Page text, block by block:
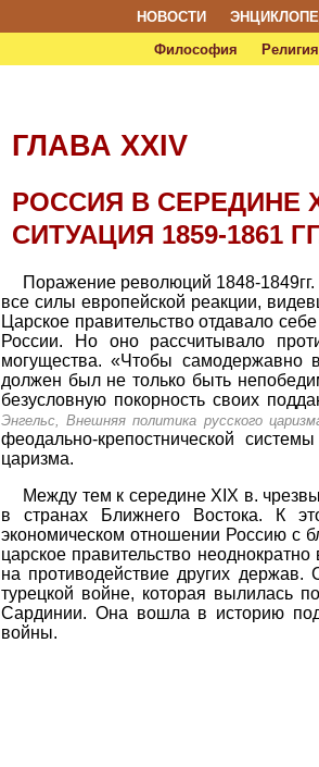
НОВОСТИ
Философия
Религия
ГЛАВА XXIV
РОССИЯ В СЕРЕДИНЕ
СИТУАЦИЯ 1859-1861
Поражение революций 1848-
все силы европейской реакции,
Царское правительство отдавало
России. Но оно рассчитывало
могущества. «Чтобы самодержавно
должен был не только быть
безусловную покорность своих
Энгельс, Внешняя политика русского
феодально-крепостнической
царизма.
Между тем к середине XIX в.
в странах Ближнего Востока. К
экономическом отношении Россию с
царское правительство
на противодействие других держав.
турецкой войне, которая вылилась
Сардинии. Она вошла в историю
войны.